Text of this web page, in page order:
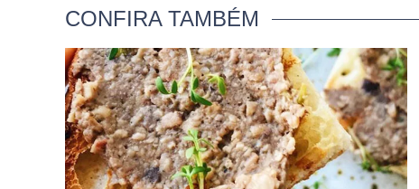
CONFIRA TAMBÉM